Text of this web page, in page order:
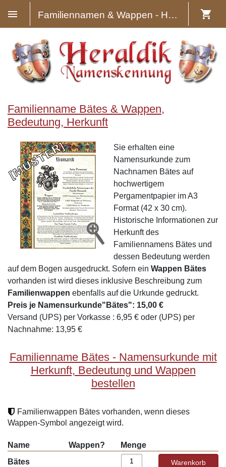
Familiennamen & Wappen - Heraldik
Familienname Bätes & Wappen,
Bedeutung, Herkunft
Sie erhalten eine
Namensurkunde zum
Nachnamen Bätes auf
hochwertigem
Pergamentpapier im A3
Format (42 x 30 cm).
Historische Informationen zur
Herkunft des
Familiennamens Bätes und
dessen Bedeutung werden
auf dem Bogen ausgedruckt. Sofern ein Wappen Bätes
vorhanden ist wird dieses inklusive Beschreibung zum
Familienwappen ebenfalls auf die Urkunde gedruckt.
Preis je Namensurkunde"Bätes": 15,00 €
Versand (UPS) per Vorkasse : 6,95 € oder (UPS) per
Nachnahme: 13,95 €
Familienname Bätes - Namensurkunde mit
Herkunft, Bedeutung und Wappen
bestellen
Familienwappen Bätes vorhanden, wenn dieses
Wappen-Symbol angezeigt wird.
Name Wappen?
Menge
Bätes